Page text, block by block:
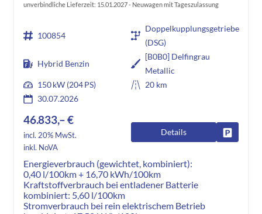
unverbindliche Lieferzeit: 15.01.2027 Neuwagen mit Tageszulassung
100854
Doppelkupplungsgetriebe
(DSG)
Hybrid Benzin
[B0B0] Delfingrau
Metallic
150 kW (204 PS)
20 km
30.07.2026
46.833,– €
incl. 20% MwSt.
inkl. NoVA
Details
Energieverbrauch (gewichtet, kombiniert):
0,40 l/100km + 16,70 kWh/100km
Kraftstoffverbrauch bei entladener Batterie
kombiniert: 5,60 l/100km
Stromverbrauch bei rein elektrischem Betrieb